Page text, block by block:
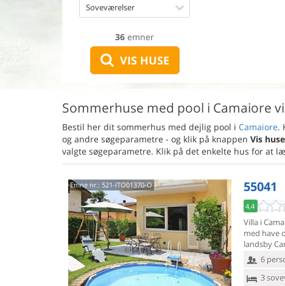
Soveværelser
36 emner
VIS HUSE
Sommerhuse med pool i Camaiore
Bestil her dit sommerhus med dejlig pool i Camaiore.
og andre søgeparametre - og klik på knappen Vis huse
valgte søgeparametre. Klik på det enkelte hus for at
Emne nr.: 521-ITO01370-O 55041
4,4
Villa i
med have
landsby
6
3